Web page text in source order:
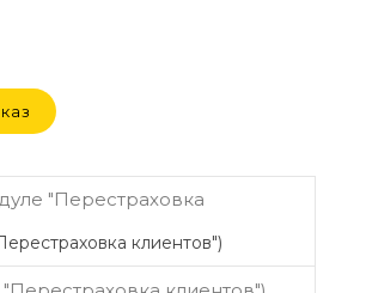
клиентов")